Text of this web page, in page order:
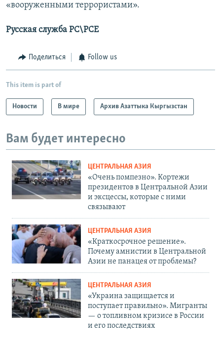
«вооруженными террористами».
Русская служба РС\РСЕ
Поделиться Follow us
This item is part of
Новости В мире Архив Азаттыка Кыргызстан
Вам будет интересно
ЦЕНТРАЛЬНАЯ АЗИЯ
«Очень помпезно». Кортежи
президентов в Центральной Азии
и эксцессы, которые с ними
связывают
ЦЕНТРАЛЬНАЯ АЗИЯ
«Краткосрочное решение».
Почему амнистии в Центральной
Азии не панацея от проблемы?
ЦЕНТРАЛЬНАЯ АЗИЯ
«Украина защищается и
поступает правильно». Мигранты
— о топливном кризисе в России
и его последствиях